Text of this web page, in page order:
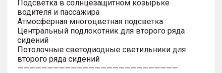
Подсветка в солнцезащитном козырьке
водителя и пассажира
Атмосферная многоцветная подсветка
Центральный подлокотник для второго ряда
сидений
Потолочные светодиодные светильники для
второго ряда сидений
———————————————————————————